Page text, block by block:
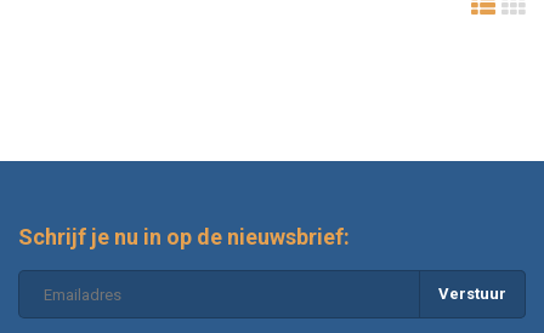
Schrijf je nu in op de nieuwsbrief:
Verstuur